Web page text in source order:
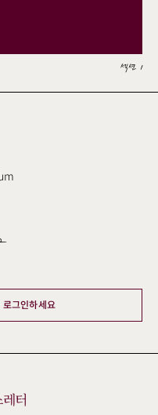
섹션 1
그인하세요
터